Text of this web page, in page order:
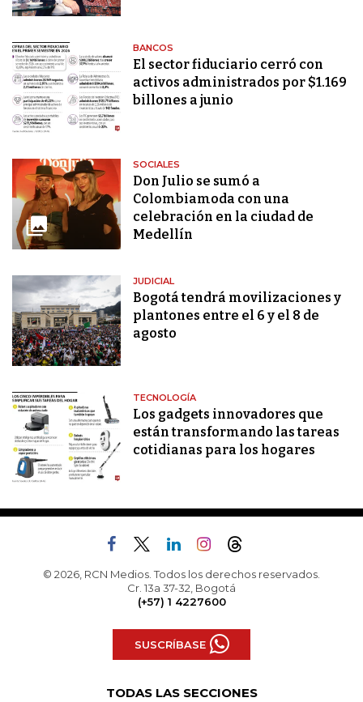
BANCOS
El sector fiduciario cerró con
activos administrados por $1.169
billones a junio
SOCIALES
Don Julio se sumó a
Colombiamoda con una
celebración en la ciudad de
Medellín
JUDICIAL
Bogotá tendrá movilizaciones y
plantones entre el 6 y el 8 de
agosto
TECNOLOGÍA
Los gadgets innovadores que
están transformando las tareas
cotidianas para los hogares
© 2026, RCN Medios. Todos los derechos reservados.
Cr. 13a 37-32, Bogotá
(+57) 1 4227600
SUSCRÍBASE
TODAS LAS SECCIONES